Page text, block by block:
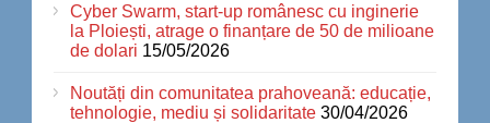
Cyber Swarm, start-up românesc cu inginerie
la Ploiești, atrage o finanțare de 50 de milioane
de dolari 15/05/2026
Noutăți din comunitatea prahoveană: educație,
tehnologie, mediu și solidaritate 30/04/2026